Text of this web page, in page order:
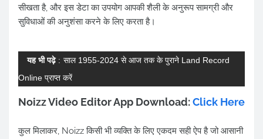
सीखता है, और इस डेटा का उपयोग आपकी शैली के अनुरूप सामग्री और
सुविधाओं की अनुशंसा करने के लिए करता है।
यह भी पढ़े: साल 1955-2024 से आज तक के पुराने Land Record
Online प्राप्त करें
Noizz Video Editor App Download:Click Here
कुल मिलाकर, Noizz किसी भी व्यक्ति के लिए एकदम सही ऐप है जो आसानी